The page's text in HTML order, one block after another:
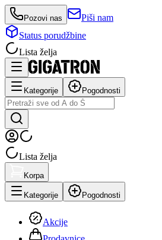
Pozovi nas
Piši nam
Status porudžbine
Lista želja
Kategorije Pogodnosti
Lista želja
Korpa
Kategorije Pogodnosti
Akcije